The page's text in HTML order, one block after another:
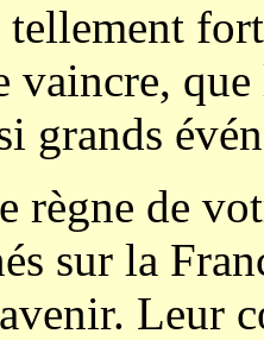
tellement
grands
règne de
sur la
Leur